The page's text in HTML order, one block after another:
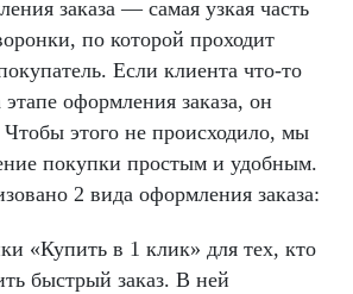
заказа — самая узкая часть
по которой проходит
Если клиента что-то
этапе оформления заказа, он
Чтобы этого не происходило, мы
покупки простым и удобным.
2 вида оформления заказа:
«Купить в 1 клик» для тех, кто
быстрый заказ. В ней